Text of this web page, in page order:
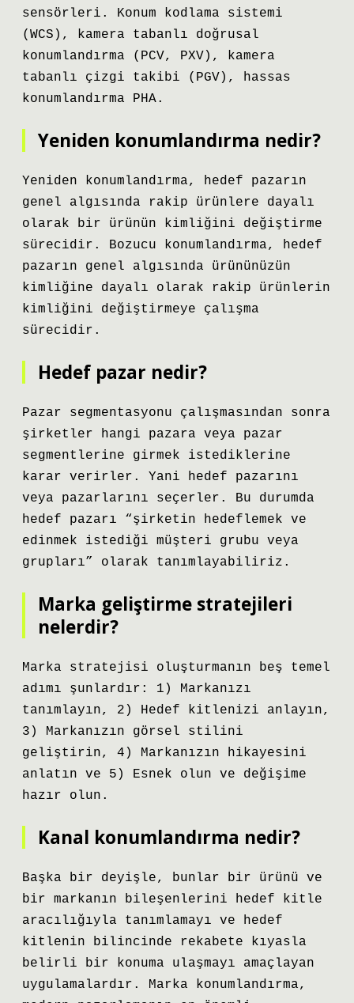
sensörleri. Konum kodlama sistemi
(WCS), kamera tabanlı doğrusal
konumlandırma (PCV, PXV), kamera
tabanlı çizgi takibi (PGV), hassas
konumlandırma PHA.
Yeniden konumlandırma nedir?
Yeniden konumlandırma, hedef pazarın
genel algısında rakip ürünlere dayalı
olarak bir ürünün kimliğini değiştirme
sürecidir. Bozucu konumlandırma, hedef
pazarın genel algısında ürününüzün
kimliğine dayalı olarak rakip ürünlerin
kimliğini değiştirmeye çalışma
sürecidir.
Hedef pazar nedir?
Pazar segmentasyonu çalışmasından sonra
şirketler hangi pazara veya pazar
segmentlerine girmek istediklerine
karar verirler. Yani hedef pazarını
veya pazarlarını seçerler. Bu durumda
hedef pazarı “şirketin hedeflemek ve
edinmek istediği müşteri grubu veya
grupları” olarak tanımlayabiliriz.
Marka geliştirme stratejileri
nelerdir?
Marka stratejisi oluşturmanın beş temel
adımı şunlardır: 1) Markanızı
tanımlayın, 2) Hedef kitlenizi anlayın,
3) Markanızın görsel stilini
geliştirin, 4) Markanızın hikayesini
anlatın ve 5) Esnek olun ve değişime
hazır olun.
Kanal konumlandırma nedir?
Başka bir deyişle, bunlar bir ürünü ve
bir markanın bileşenlerini hedef kitle
aracılığıyla tanımlamayı ve hedef
kitlenin bilincinde rekabete kıyasla
belirli bir konuma ulaşmayı amaçlayan
uygulamalardır. Marka konumlandırma,